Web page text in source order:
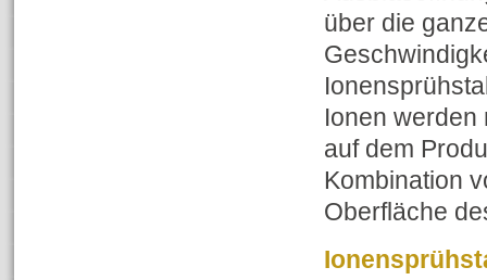
über die
Ionen werden
auf dem
Kombination
Oberfläche